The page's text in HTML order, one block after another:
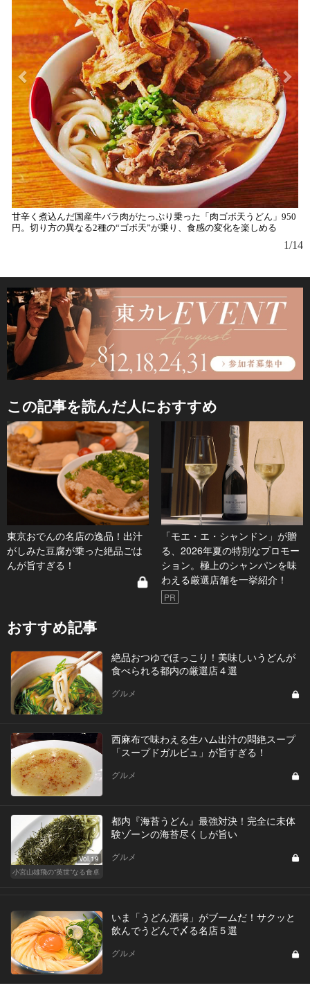
甘辛く煮込んだ国産牛バラ肉がたっぷり乗った「肉ゴボ天うどん」950
円。切り方の異なる2種の“ゴボ天”が乗り、食感の変化を楽しめる
1/14
この記事を読んだ人におすすめ
東京おでんの名店の逸品！出汁
がしみた豆腐が乗った絶品ごは
んが旨すぎる！
「モエ・エ・シャンドン」が贈
る、2026年夏の特別なプロモー
ション。極上のシャンパンを味
わえる厳選店舗を一挙紹介！
PR
おすすめ記事
絶品おつゆでほっこり！美味しいうどんが
食べられる都内の厳選店４選
グルメ
西麻布で味わえる生ハム出汁の悶絶スープ
「スープドガルビュ」が旨すぎる！
グルメ
Vol.19
小宮山雄飛の“英世”なる食卓
都内『海苔うどん』最強対決！完全に未体
験ゾーンの海苔尽くしが旨い
グルメ
いま「うどん酒場」がブームだ！サクッと
飲んでうどんで〆る名店５選
グルメ